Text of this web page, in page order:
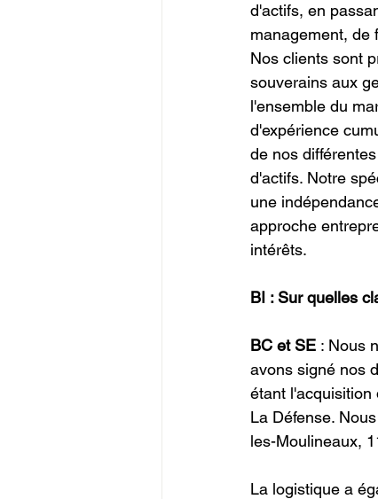
d'actifs, en
management, de
Nos clients sont
souverains aux
l'ensemble du
d'expérience
de nos
d'actifs. Notre
une
approche
intérêts.
BI : Sur quelles
BC et SE : Nous
avons signé nos
étant l'acquisition
La Défense.
les-Moulineaux,
La logistique a